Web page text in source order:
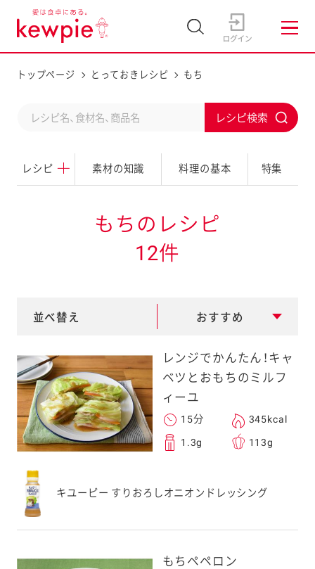
トップページ とっておきレシピ もち
レシピ 素材の知識 料理の基本 特集
d
r
c
h
b
i
t
もちのレシピ
12件
並べ替え おすすめ
レンジでかんたん！キャ
ベツとおもちのミルフ
ィーユ
15分 345kcal
1.3g 113g
キユーピー すりおろしオニオンドレッシング
もちペペロン